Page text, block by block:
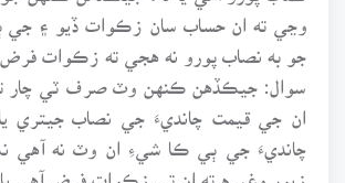
وڃي ته ان حساب سان زڪوات ڏيو ۽ جي
جو به نصاب پورو نه هجي ته زڪوات فرض
سوال: جيڪڏهن ڪنهن وٽ صرف ٽي چار
ان جي قيمت چانديءَ جي نصاب جيتري
چانديءَ جي ٻي ڪا شيءِ ان وٽ نه آهي
زيور وغيره ته ان تي زڪوات فرض آهي يا